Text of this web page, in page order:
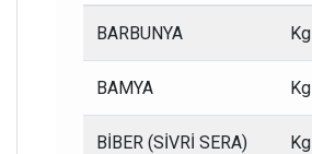
BARBUNYA Kg
BAMYA Kg
BİBER (SİVRİ SERA) Kg